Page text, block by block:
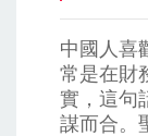
中國人喜
常是在財
實，這句
謀而合。